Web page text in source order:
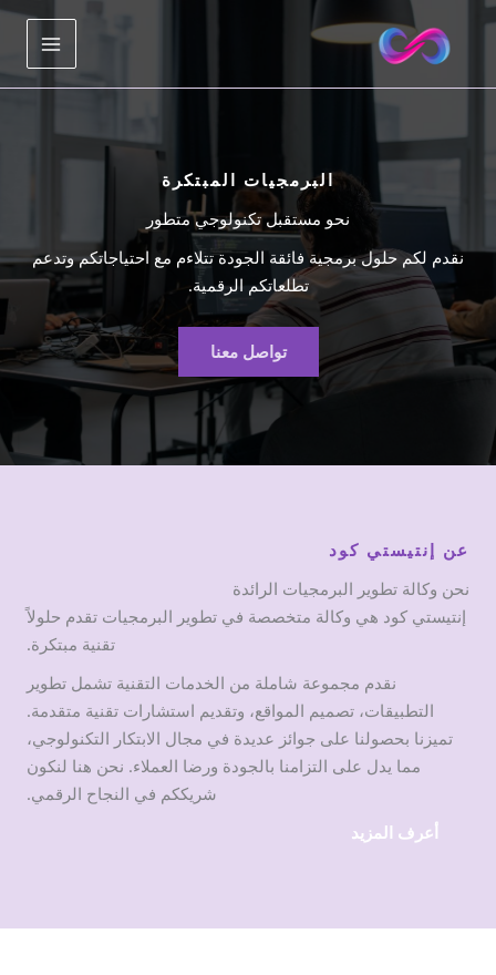
تخطي
المحتوى
البرمجيات المبتكرة
نحو مستقبل تكنولوجي متطور
نقدم لكم حلول برمجية فائقة الجودة تتلاءم مع احتياجاتكم وتدعم
تطلعاتكم الرقمية.
تواصل معنا
عن إنتيستي كود
نحن وكالة تطوير البرمجيات الرائدة
إنتيستي كود هي وكالة متخصصة في تطوير البرمجيات تقدم حلولاً
تقنية مبتكرة.
نقدم مجموعة شاملة من الخدمات التقنية تشمل تطوير
التطبيقات، تصميم المواقع، وتقديم استشارات تقنية متقدمة.
تميزنا بحصولنا على جوائز عديدة في مجال الابتكار التكنولوجي،
مما يدل على التزامنا بالجودة ورضا العملاء. نحن هنا لنكون
شريككم في النجاح الرقمي.
أعرف المزيد